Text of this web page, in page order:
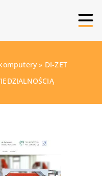
» DI-ZET